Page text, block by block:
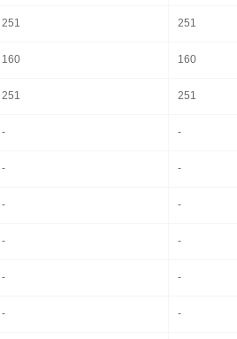
251 251
160 160
251 251
- -
- -
- -
- -
- -
- -